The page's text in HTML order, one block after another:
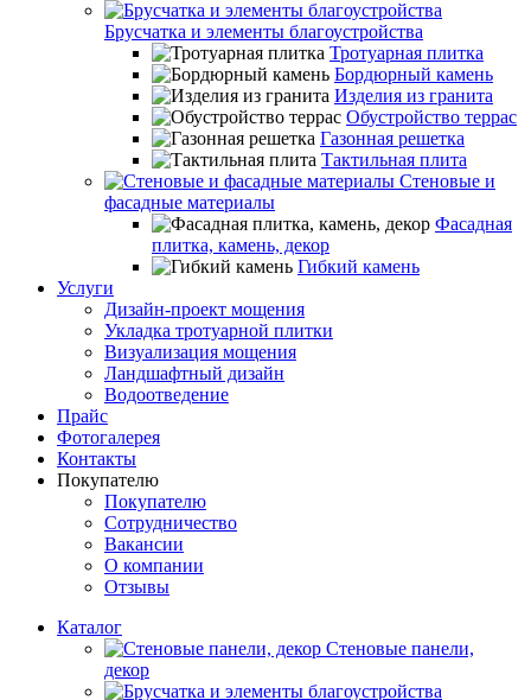
Брусчатка и элементы благоустройства
Тротуарная плитка
Бордюрный камень
Изделия из гранита
Обустройство террас
Газонная решетка
Тактильная плита
Стеновые и
фасадные материалы
Фасадная
плитка, камень, декор
Гибкий камень
Услуги
Дизайн-проект мощения
Укладка тротуарной плитки
Визуализация мощения
Ландшафтный дизайн
Водоотведение
Прайс
Фотогалерея
Контакты
Покупателю
Покупателю
Сотрудничество
Вакансии
О компании
Отзывы
Каталог
Стеновые панели,
декор